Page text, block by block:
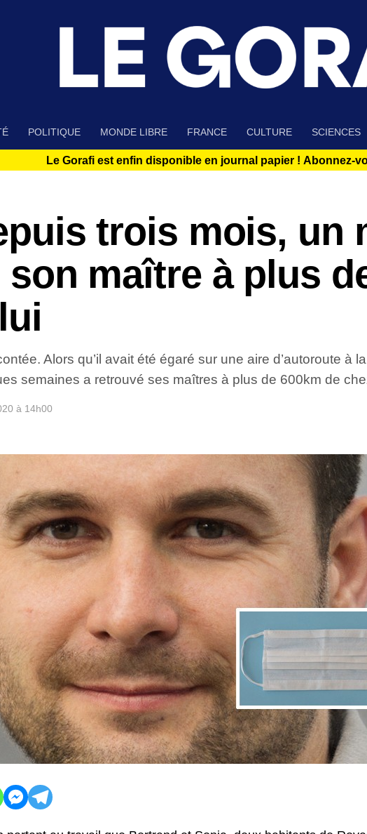
POLITIQUE MONDE LIBRE FRANCE CULTURE SCIENCES
Le Gorafi est enfin disponible en journal papier ! Abonnez-
trois mois, un
maître à plus
Alors qu’il avait été égaré sur une aire d’autoroute
semaines a retrouvé ses maîtres à plus de 600km de
à 14h00